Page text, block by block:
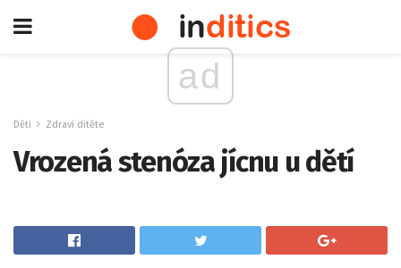
ad
Děti Zdraví dítěte
Vrozená stenóza jícnu u dětí